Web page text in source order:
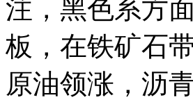
注，黑色系方
板，在铁矿石
原油领涨，沥